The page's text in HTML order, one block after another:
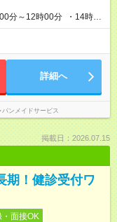
分～12時00分 ・14時00
！ ＼働き方のご希望を
なんでも相談してくださ
詳細へ
ンメイドサービス
掲載日：2026.07.15
期！健診受付ワ
面接OK